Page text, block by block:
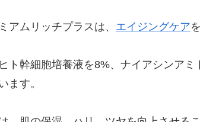
アムリッチプラスは、 エイジングケア
ト幹細胞培養液を8%、ナイアシンア
ます。